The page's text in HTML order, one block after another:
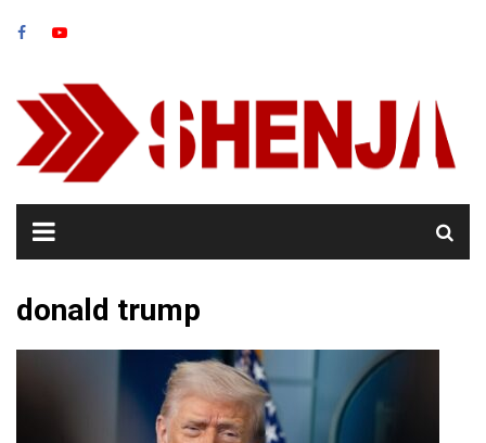
donald trump